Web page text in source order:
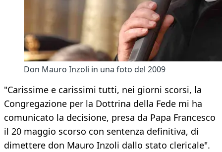
Don Mauro Inzoli in una foto del 2009
"Carissime e carissimi tutti, nei giorni scorsi, la
Congregazione per la Dottrina della Fede mi ha
comunicato la decisione, presa da Papa Francesco
il 20 maggio scorso con sentenza definitiva, di
dimettere don Mauro Inzoli dallo stato clericale".